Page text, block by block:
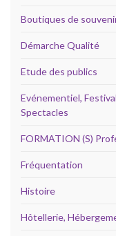
Boutiques de
Démarche Qualité
Etude des publics
Evénementiel,
Spectacles
FORMATION (S)
Fréquentation
Histoire
Hôtellerie,